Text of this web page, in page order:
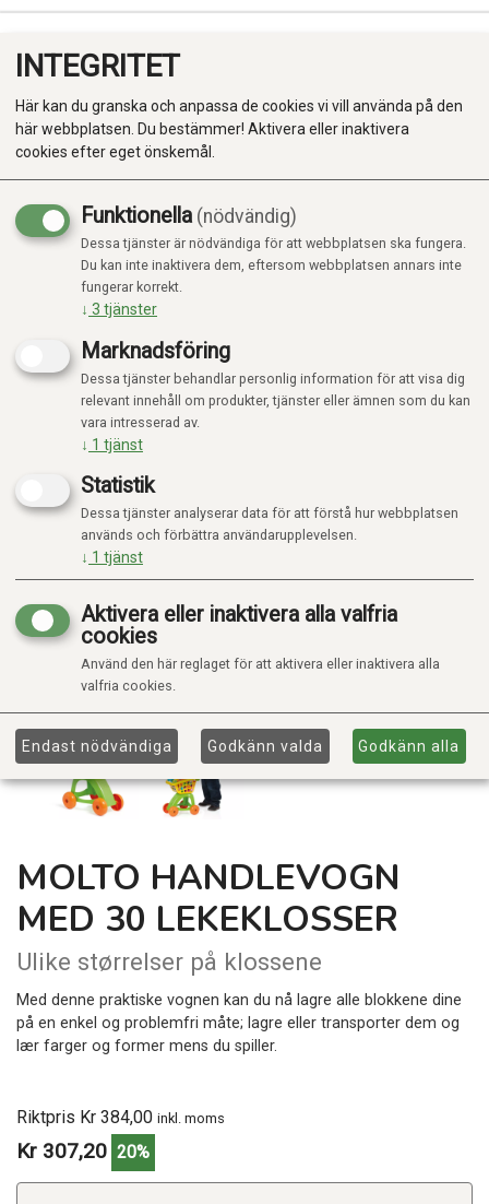
Produkter
Kategorier
Kampanj
MOLTO HANDLEVOGN
MED 30 LEKEKLOSSER
Ulike størrelser på klossene
Med denne praktiske vognen kan du nå lagre alle blokkene dine
på en enkel og problemfri måte; lagre eller transporter dem og
lær farger og former mens du spiller.
Riktpris Kr 384,00 inkl. moms
Kr 307,20 20%
INTEGRITET
Här kan du granska och anpassa de cookies vi vill använda på den
här webbplatsen. Du bestämmer! Aktivera eller inaktivera
cookies efter eget önskemål.
Funktionella (nödvändig)
Dessa tjänster är nödvändiga för att webbplatsen ska fungera.
Du kan inte inaktivera dem, eftersom webbplatsen annars inte
fungerar korrekt.
↓ 3 tjänster
Marknadsföring
Dessa tjänster behandlar personlig information för att visa dig
relevant innehåll om produkter, tjänster eller ämnen som du kan
vara intresserad av.
↓ 1 tjänst
Statistik
Dessa tjänster analyserar data för att förstå hur webbplatsen
används och förbättra användarupplevelsen.
↓ 1 tjänst
Aktivera eller inaktivera alla valfria
cookies
Använd den här reglaget för att aktivera eller inaktivera alla
valfria cookies.
Endast nödvändiga Godkänn valda Godkänn alla